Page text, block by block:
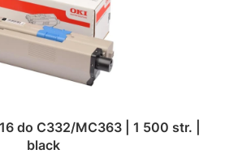
do C332/MC363 | 1 500 str. |
black